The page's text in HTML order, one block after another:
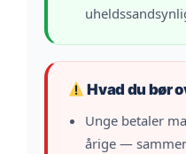
Hvad du bør
Unge betaler
årige —